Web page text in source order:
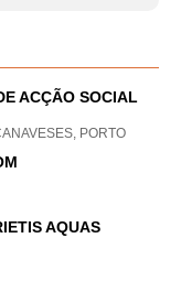
ACÇÃO SOCIAL
PORTO
AQUAS